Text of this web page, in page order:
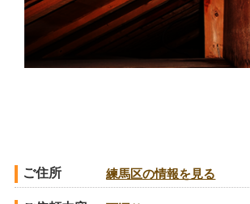
ご住所 練馬区の情報を見る